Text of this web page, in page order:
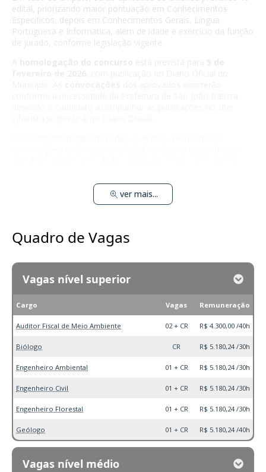
edital, priorizando maior pontuação em Conhecimentos
Específicos, depois em Conhecimentos Gerais, Língua
Portuguesa e Informática, além de idade e exercício da função
de jurado, conforme legislação vigente.
ver mais...
Quadro de Vagas
Vagas nível superior
Cargo Vagas Remuneração
Auditor Fiscal de Meio Ambiente 02 + CR R$ 4.300,00 /40h
Biólogo CR R$ 5.180,24 /30h
Engenheiro Ambiental 01 + CR R$ 5.180,24 /30h
Engenheiro Civil 01 + CR R$ 5.180,24 /30h
Engenheiro Florestal 01 + CR R$ 5.180,24 /30h
Geólogo 01 + CR R$ 5.180,24 /40h
Vagas nível médio